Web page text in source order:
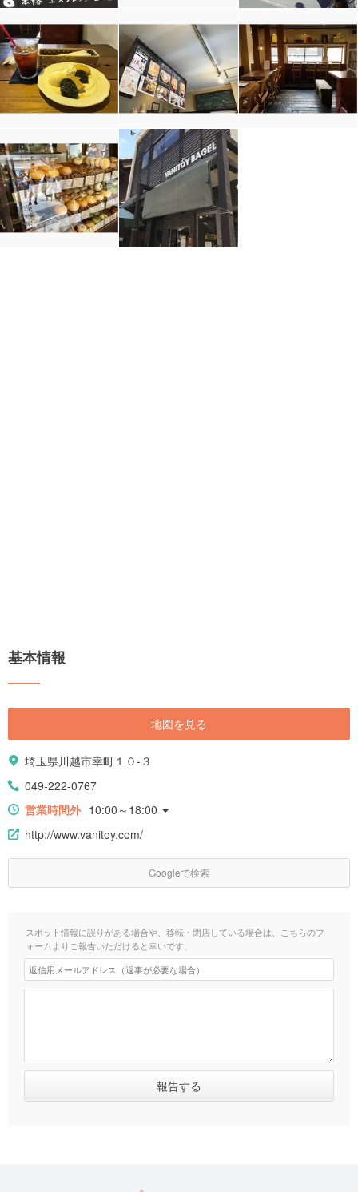
基本情報
地図を見る
埼玉県川越市幸町１０-３
049-222-0767
営業時間外 10:00～18:00
http://www.vanitoy.com/
Googleで検索
スポット情報に誤りがある場合や、移転・閉店している場合は、こちらのフ
ォームよりご報告いただけると幸いです。